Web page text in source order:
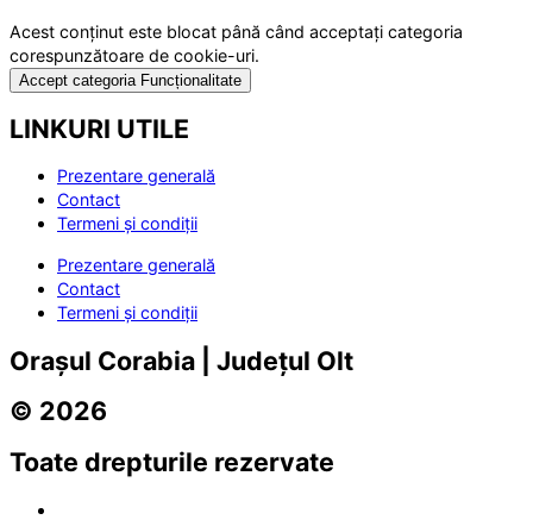
Acest conținut este blocat până când acceptați categoria
corespunzătoare de cookie-uri.
Accept categoria Funcționalitate
LINKURI UTILE
Prezentare generală
Contact
Termeni și condiții
Prezentare generală
Contact
Termeni și condiții
Orașul Corabia | Județul Olt
© 2026
Toate drepturile rezervate